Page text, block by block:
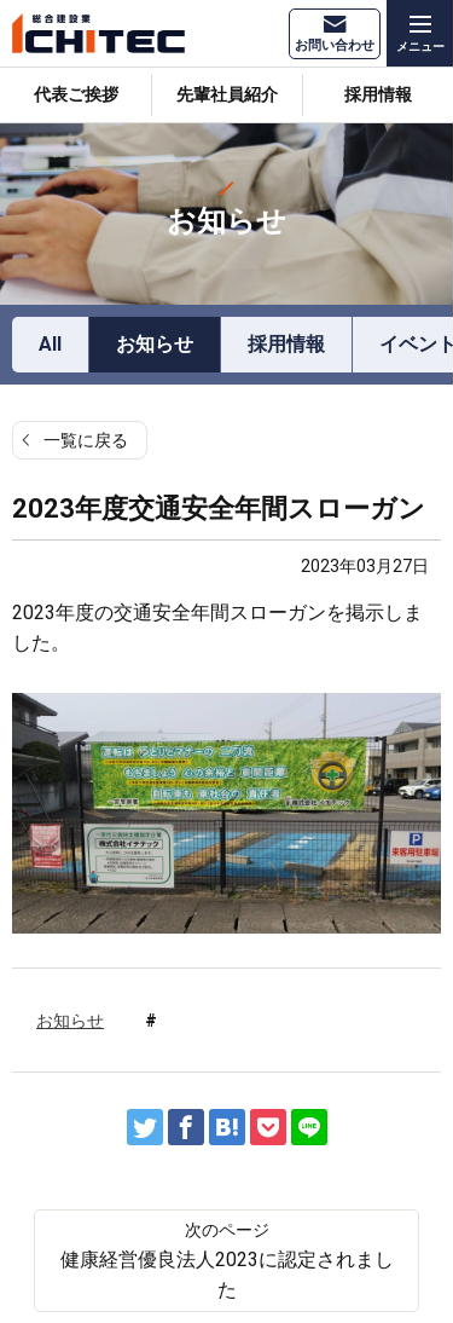
お問い合わせ
代表ご挨拶 先輩社員紹介 採用情報
お知らせ
All お知らせ 採用情報 イベン
一覧に戻る
2023年度交通安全年間スローガン
2023年03月27日
2023年度の交通安全年間スローガンを掲示しま
した。
お知らせ
健康経営優良法人2023に認定されまし
た